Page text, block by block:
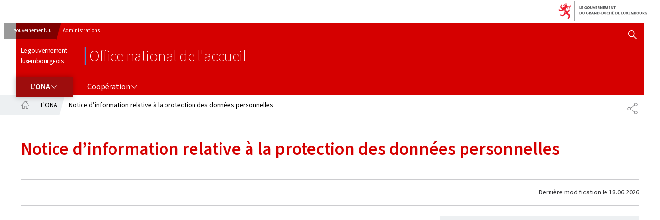
gouvernement.lu Administrations
Le gouvernement
luxembourgeois
Office national de l'accueil
AFFICHER / MASQUER
L'ONA Coopération
COOPÉRATION
L'ONA Notice d’information relative à la protection des données personnelles
Notice d’information relative à la protection des données personnelles
Dernière modification le 18.06.2026